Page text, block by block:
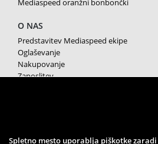
Mediaspeed oranžni bonbončki
O NAS
Predstavitev Mediaspeed ekipe
Oglaševanje
Nakupovanje
Zaposlitev
SPREMLJAJTE NAS
Spletno mesto uporablja piškotke